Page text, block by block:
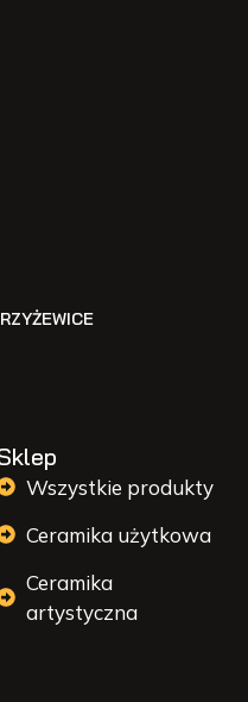
Wszystkie produkty
Ceramika użytkowa
Ceramika
artystyczna